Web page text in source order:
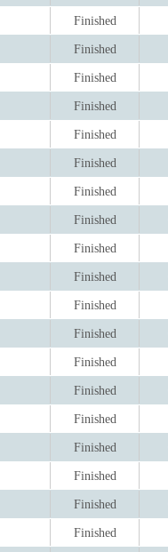
Finished
Finished
Finished
Finished
Finished
Finished
Finished
Finished
Finished
Finished
Finished
Finished
Finished
Finished
Finished
Finished
Finished
Finished
Finished